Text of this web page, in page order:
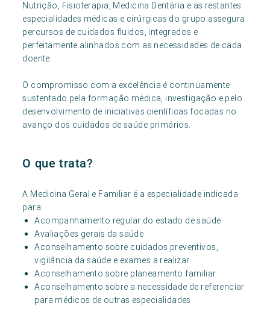
Nutrição, Fisioterapia, Medicina Dentária e as restantes
especialidades médicas e cirúrgicas do grupo assegura
percursos de cuidados fluidos, integrados e
perfeitamente alinhados com as necessidades de cada
doente.
O compromisso com a excelência é continuamente
sustentado pela formação médica, investigação e pelo
desenvolvimento de iniciativas científicas focadas no
avanço dos cuidados de saúde primários.
O que trata?
A Medicina Geral e Familiar é a especialidade indicada
para:
Acompanhamento regular do estado de saúde
Avaliações gerais da saúde
Aconselhamento sobre cuidados preventivos,
vigilância da saúde e exames a realizar
Aconselhamento sobre planeamento familiar
Aconselhamento sobre a necessidade de referenciar
para médicos de outras especialidades